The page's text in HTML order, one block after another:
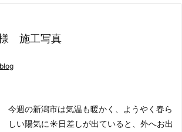
施工写真
blog
今週の新潟市は気温も暖かく、ようやく春ら
しい陽気に☀️日差しが出ていると、外へお出